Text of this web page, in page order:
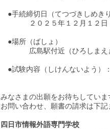
●手続締切日（てつづきしめきり
２０２５年１２月１２日（
●場所（ばしょ）
広島駅付近（ひろしまえき
●試験内容（しけんないよう）
作文（さくぶん
みなさまの出願をお待ちしていま
お問い合わせ、願書の請求は下記
四日市情報外語専門学校